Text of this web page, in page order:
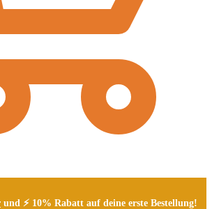
und ⚡ 10% Rabatt auf deine erste Bestellung!